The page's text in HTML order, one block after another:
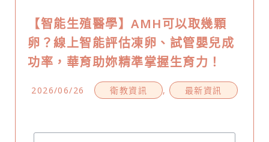
【智能生殖醫學】AMH可以取幾顆
卵？線上智能評估凍卵、試管嬰兒成
功率，華育助妳精準掌握生育力！
2026/06/26 衛教資訊 , 最新資訊